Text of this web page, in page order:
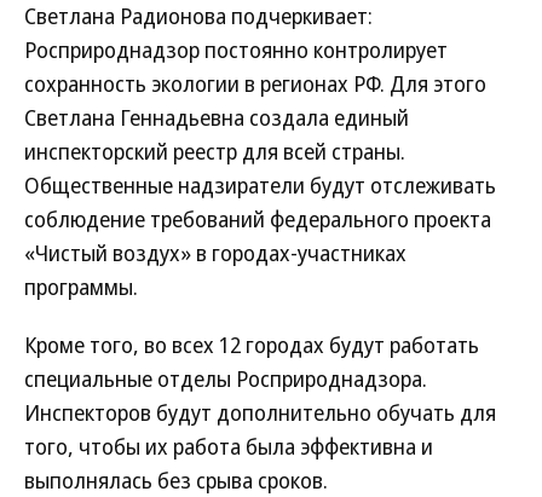
Светлана Радионова подчеркивает:
Росприроднадзор постоянно контролирует
сохранность экологии в регионах РФ. Для этого
Светлана Геннадьевна создала единый
инспекторский реестр для всей страны.
Общественные надзиратели будут отслеживать
соблюдение требований федерального проекта
«Чистый воздух» в городах-участниках
программы.
Кроме того, во всех 12 городах будут работать
специальные отделы Росприроднадзора.
Инспекторов будут дополнительно обучать для
того, чтобы их работа была эффективна и
выполнялась без срыва сроков.